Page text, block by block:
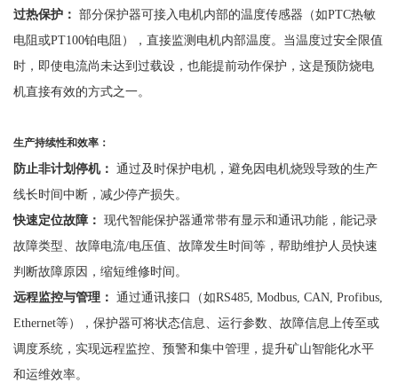
过热保护： 部分保护器可接入电机内部的温度传感器（如PTC热敏
电阻或PT100铂电阻），直接监测电机内部温度。当温度过安全限值
时，即使电流尚未达到过载设，也能提前动作保护，这是预防烧电
机直接有效的方式之一。
生产持续性和效率：
防止非计划停机： 通过及时保护电机，避免因电机烧毁导致的生产
线长时间中断，减少停产损失。
快速定位故障： 现代智能保护器通常带有显示和通讯功能，能记录
故障类型、故障电流/电压值、故障发生时间等，帮助维护人员快速
判断故障原因，缩短维修时间。
远程监控与管理： 通过通讯接口（如RS485, Modbus, CAN, Profibus,
Ethernet等），保护器可将状态信息、运行参数、故障信息上传至或
调度系统，实现远程监控、预警和集中管理，提升矿山智能化水平
和运维效率。